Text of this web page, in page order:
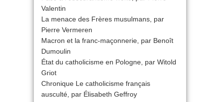
Valentin
La menace des Frères musulmans, par
Pierre Vermeren
Macron et la franc-maçonnerie, par Benoît
Dumoulin
État du catholicisme en Pologne, par Witold
Griot
Chronique Le catholicisme français
ausculté, par Élisabeth Geffroy